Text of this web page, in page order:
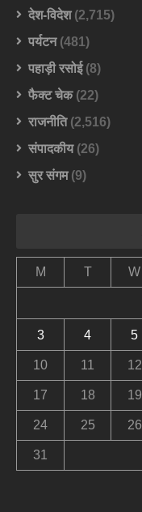
देश-विदेश(2,715)
पर्यटन(481)
पहाड़ी रसोई(8)
फैक्ट चेक(22)
राजनीति(2,516)
संपादकीय(26)
सुर संगम(9)
M T W
3 4 5
10 11 12
17 18 19
24 25 26
31